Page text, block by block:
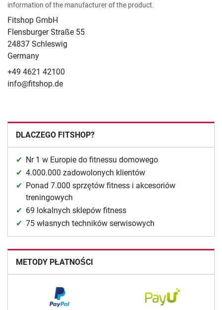
information of the manufacturer of the product.
Fitshop GmbH
Flensburger Straße 55
24837 Schleswig
Germany
+49 4621 42100
info@fitshop.de
DLACZEGO FITSHOP?
Nr 1 w Europie do fitnessu domowego
4.000.000 zadowolonych klientów
Ponad 7.000 sprzętów fitness i akcesoriów
treningowych
69 lokalnych sklepów fitness
75 własnych techników serwisowych
METODY PŁATNOŚCI